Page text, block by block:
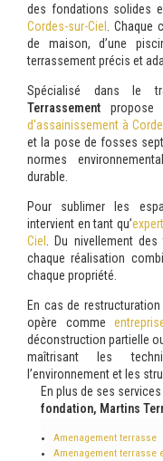
des fondations solides
Cordes-sur-Ciel . Chaque
de maison, d’une
terrassement précis et
Spécialisé dans le
Terrassement
d'assainissement à
et la pose de fosses
normes
durable.
Pour sublimer les
intervient en tant qu’
Ciel . Du nivellement
chaque réalisation
chaque propriété.
En cas de
opère comme
déconstruction partielle
maîtrisant les
l’environnement et les
En plus de ses services
fondation, Martins
Amenagement terrasse
Amenagement terrasse